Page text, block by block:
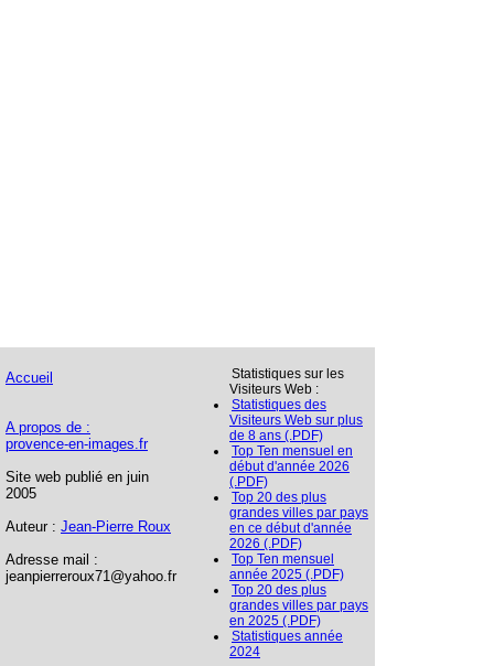
Accueil
A propos de :
provence-en-images.fr
Site web publié en juin
2005
Auteur : Jean-Pierre Roux
Adresse mail :
jeanpierreroux71@yahoo.fr
Statistiques sur les
Visiteurs Web :
Statistiques des
Visiteurs Web sur plus
de 8 ans (.PDF)
Top Ten mensuel en
début d'année 2026
(.PDF)
Top 20 des plus
grandes villes par pays
en ce début d'année
2026 (.PDF)
Top Ten mensuel
année 2025 (.PDF)
Top 20 des plus
grandes villes par pays
en 2025 (.PDF)
Statistiques année
2024